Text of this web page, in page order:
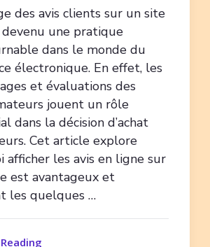
des avis clients sur un site
une pratique
dans le monde du
électronique. En effet, les
et évaluations des
jouent un rôle
dans la décision d’achat
Cet article explore
afficher les avis en ligne sur
est avantageux et
les quelques …